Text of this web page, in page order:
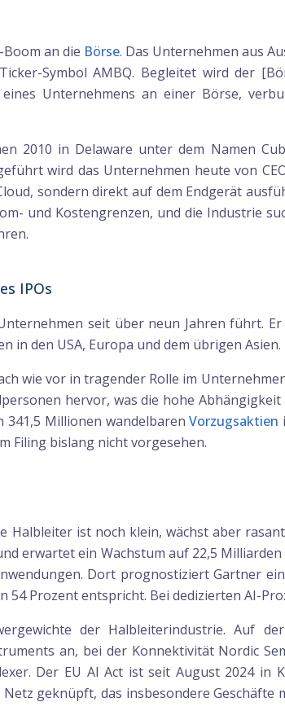
an die Börse. Das Unternehmen aus
Symbol AMBQ. Begleitet wird der
eines Unternehmens an einer Börse,
2010 in Delaware unter dem Namen
wird das Unternehmen heute von
sondern direkt auf dem Endgerät
und Kostengrenzen, und die Industrie
IPOs
seit über neun Jahren führt.
in den USA, Europa und dem übrigen Asien.
wie vor in tragender Rolle im
hervor, was die hohe
341,5 Millionen wandelbarenVorzugsaktien
Filing bislang nicht vorgesehen.
ist noch klein, wächst aber
erwartet ein Wachstum auf 22,5
Dort prognostiziert Gartner
54 Prozent entspricht. Bei dedizierten AI-
der Halbleiterindustrie. Auf
an, bei der Konnektivität Nordic
Der EU AI Act ist seit August 2024 in
geknüpft, das insbesondere